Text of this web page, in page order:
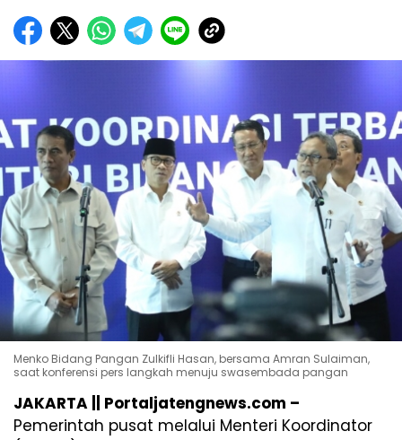
Menko Bidang Pangan Zulkifli Hasan, bersama Amran Sulaiman,
saat konferensi pers langkah menuju swasembada pangan
JAKARTA || Portaljatengnews.com –
Pemerintah pusat melalui Menteri Koordinator